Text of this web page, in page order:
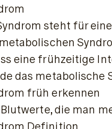
steht für
eine frühzeitige
das metabolische
früh erkennen
die man